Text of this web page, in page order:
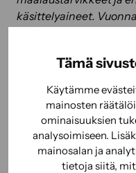
Tämä
Käytämme
mainosten
ominaisuuksien
analysoimiseen.
mainosalan ja
tietoja siitä,
käsittelyaineet.